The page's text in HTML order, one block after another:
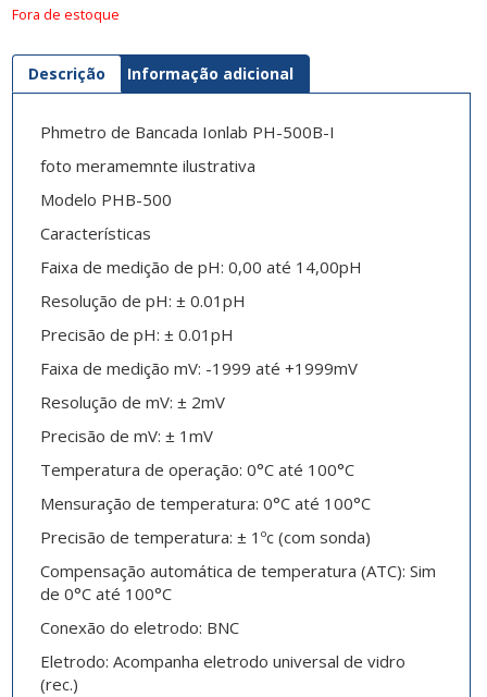
Fora de estoque
Descrição Informação adicional
Phmetro de Bancada Ionlab PH-500B-I
foto meramemnte ilustrativa
Modelo PHB-500
Características
Faixa de medição de pH: 0,00 até 14,00pH
Resolução de pH: ± 0.01pH
Precisão de pH: ± 0.01pH
Faixa de medição mV: -1999 até +1999mV
Resolução de mV: ± 2mV
Precisão de mV: ± 1mV
Temperatura de operação: 0°C até 100°C
Mensuração de temperatura: 0°C até 100°C
Precisão de temperatura: ± 1ºc (com sonda)
Compensação automática de temperatura (ATC): Sim
de 0°C até 100°C
Conexão do eletrodo: BNC
Eletrodo: Acompanha eletrodo universal de vidro
(rec.)